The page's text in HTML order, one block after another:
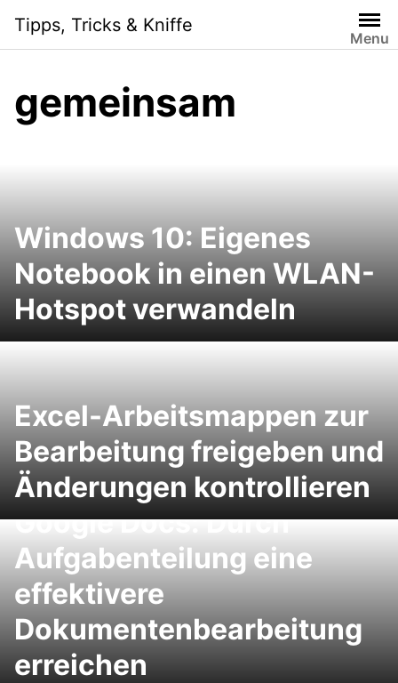
content
Tipps, Tricks & Kniffe
Menu
gemeinsam
Windows 10: Eigenes
Notebook in einen WLAN-
Hotspot verwandeln
Excel-Arbeitsmappen zur
Bearbeitung freigeben und
Änderungen kontrollieren
Google Docs: Durch
Aufgabenteilung eine
effektivere
Dokumentenbearbeitung
erreichen